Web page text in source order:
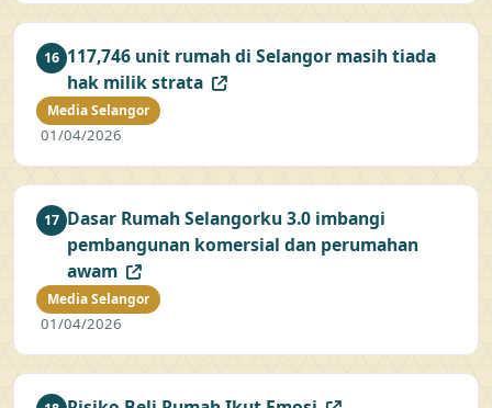
16 117,746 unit rumah di Selangor masih tiada
hak milik strata
Media Selangor
01/04/2026
17 Dasar Rumah Selangorku 3.0 imbangi
pembangunan komersial dan perumahan
awam
Media Selangor
01/04/2026